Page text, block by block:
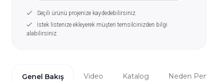
Seçili ürünü projenize kaydedebilirsiniz.
İstek listenize ekleyerek müşteri temsilcinizden bilgi
alabilirsiniz.
Genel Bakış Video Katalog Neden Penta?